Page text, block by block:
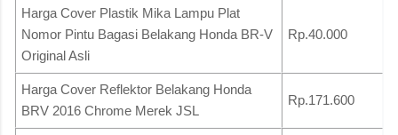
Harga Cover Plastik Mika Lampu Plat
Nomor Pintu Bagasi Belakang Honda BR-V
Original Asli
Rp.40.000
Harga Cover Reflektor Belakang Honda
BRV 2016 Chrome Merek JSL
Rp.171.600